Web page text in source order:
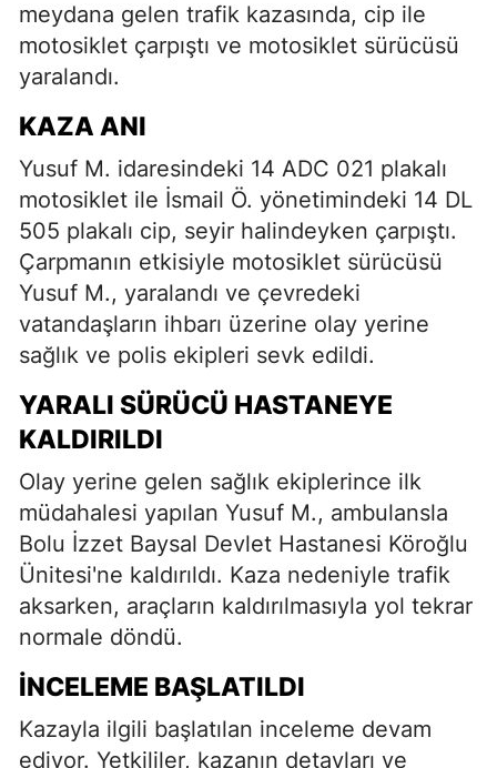
meydana gelen trafik kazasında, cip ile
motosiklet çarpıştı ve motosiklet sürücüsü
yaralandı.
KAZA ANI
Yusuf M. idaresindeki 14 ADC 021 plakalı
motosiklet ile İsmail Ö. yönetimindeki 14 DL
505 plakalı cip, seyir halindeyken çarpıştı.
Çarpmanın etkisiyle motosiklet sürücüsü
Yusuf M., yaralandı ve çevredeki
vatandaşların ihbarı üzerine olay yerine
sağlık ve polis ekipleri sevk edildi.
YARALI SÜRÜCÜ HASTANEYE
KALDIRILDI
Olay yerine gelen sağlık ekiplerince ilk
müdahalesi yapılan Yusuf M., ambulansla
Bolu İzzet Baysal Devlet Hastanesi Köroğlu
Ünitesi'ne kaldırıldı. Kaza nedeniyle trafik
aksarken, araçların kaldırılmasıyla yol tekrar
normale döndü.
İNCELEME BAŞLATILDI
Kazayla ilgili başlatılan inceleme devam
ediyor. Yetkililer, kazanın detayları ve